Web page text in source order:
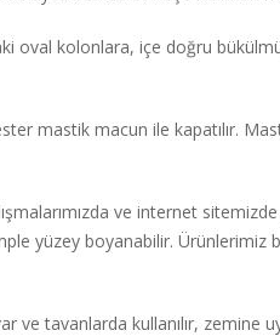
oval kolonlara, içe doğru
mastik macun ile kapatılır.
ve internet
yüzey boyanabilir. Ürünlerimiz
ve tavanlarda kullanılır, zemine